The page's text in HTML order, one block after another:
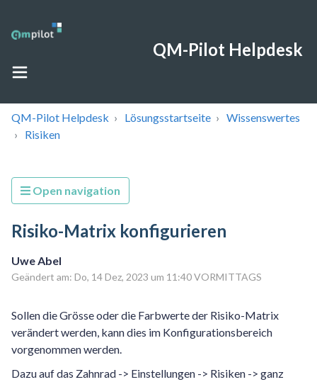
QM-Pilot Helpdesk
QM-Pilot Helpdesk Lösungsstartseite
Wissenswertes
Risiken
Open navigation
Risiko-Matrix konfigurieren
Uwe Abel
Geändert am: Do, 14 Dez, 2023 um 11:40 VORMITTAGS
Sollen die Grösse oder die Farbwerte der Risiko-Matrix
verändert werden, kann dies im Konfigurationsbereich
vorgenommen werden.
Dazu auf das Zahnrad -> Einstellungen -> Risiken -> ganz